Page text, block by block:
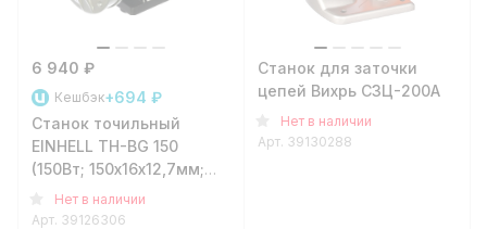
6 940 ₽
Кешбэк+694 ₽
Станок точильный
EINHELL TH-BG 150
(150Вт; 150х16х12,7мм;
2950об/мин)
Нет в наличии
Арт. 39126306
Станок для заточки
цепей Вихрь СЗЦ-200А
Нет в наличии
Арт. 39130288